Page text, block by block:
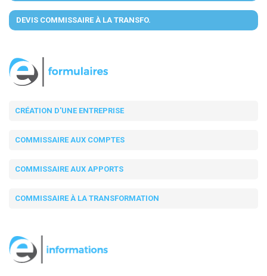
DEVIS COMMISSAIRE À LA TRANSFO.
CRÉATION D'UNE ENTREPRISE
COMMISSAIRE AUX COMPTES
COMMISSAIRE AUX APPORTS
COMMISSAIRE À LA TRANSFORMATION